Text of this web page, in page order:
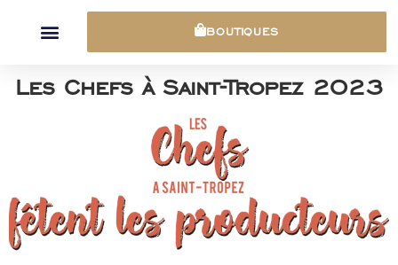
BOUTIQUES
Les Chefs à Saint-Tropez 2023
Panneau de gestion des cookies